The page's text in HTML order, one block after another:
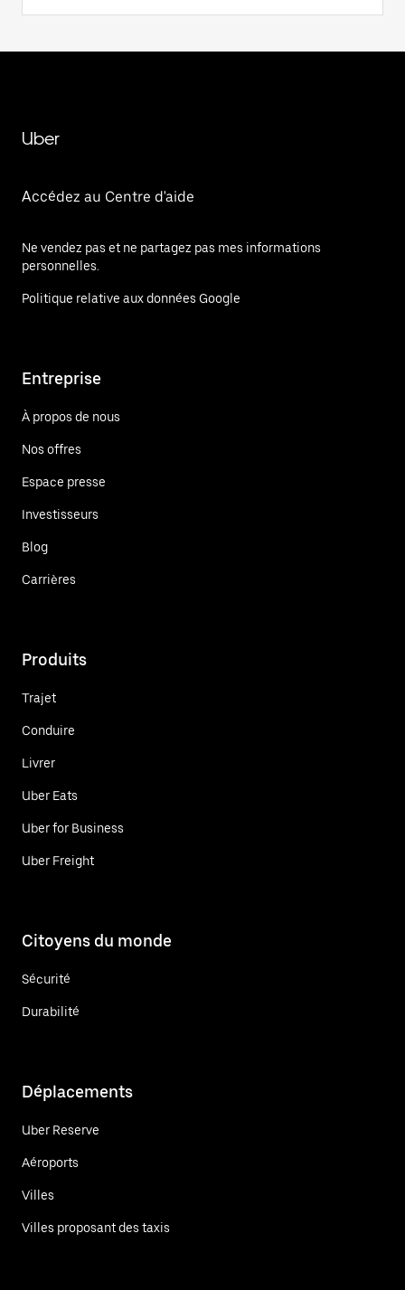
Uber
Accédez au Centre d'aide
Ne vendez pas et ne partagez pas mes informations
personnelles.
Politique relative aux données Google
Entreprise
À propos de nous
Nos offres
Espace presse
Investisseurs
Blog
Carrières
Produits
Trajet
Conduire
Livrer
Uber Eats
Uber for Business
Uber Freight
Citoyens du monde
Sécurité
Durabilité
Déplacements
Uber Reserve
Aéroports
Villes
Villes proposant des taxis